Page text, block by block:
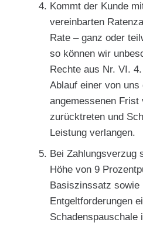
Kommt der Kunde
vereinbarten
Rate – ganz oder
so können wir
Rechte aus Nr. VI.
Ablauf einer von uns
angemessenen Frist
zurücktreten und
Leistung verlangen.
Bei Zahlungsverzug
Höhe von 9
Basiszinssatz sowie
Entgeltforderungen
Schadenspauschale